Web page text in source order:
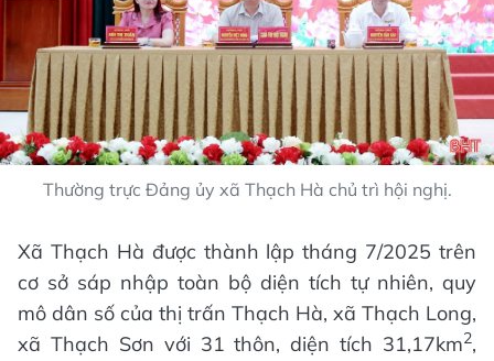
Thường trực Đảng ủy xã Thạch Hà chủ trì hội nghị.
Xã Thạch Hà được thành lập tháng 7/2025 trên
cơ sở sáp nhập toàn bộ diện tích tự nhiên, quy
mô dân số của thị trấn Thạch Hà, xã Thạch Long,
xã Thạch Sơn với 31 thôn, diện tích 31,17km2,